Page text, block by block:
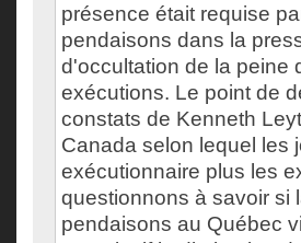
présence était requise
pendaisons dans la
d'occultation de la peine
exécutions. Le point de
constats de Kenneth
Canada selon lequel les
exécutionnaire plus les
questionnons à savoir si
pendaisons au Québec